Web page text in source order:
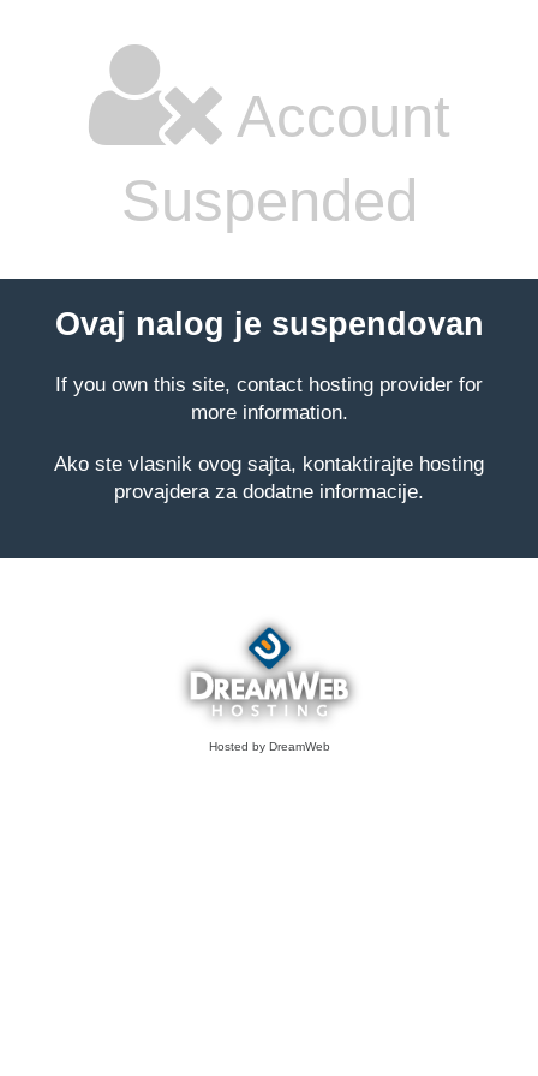
Account
Suspended
Ovaj nalog je suspendovan
If you own this site, contact hosting provider for
more information.
Ako ste vlasnik ovog sajta, kontaktirajte hosting
provajdera za dodatne informacije.
Hosted by DreamWeb